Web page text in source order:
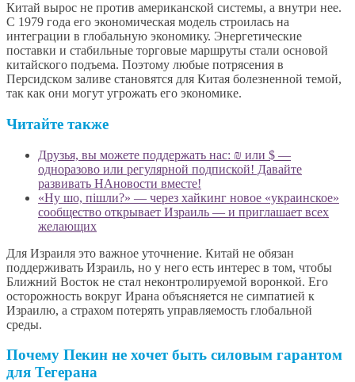
Китай вырос не против американской системы, а внутри нее.
С 1979 года его экономическая модель строилась на
интеграции в глобальную экономику. Энергетические
поставки и стабильные торговые маршруты стали основой
китайского подъема. Поэтому любые потрясения в
Персидском заливе становятся для Китая болезненной темой,
так как они могут угрожать его экономике.
Читайте также
Друзья, вы можете поддержать нас: ₪ или $ —
одноразово или регулярной подпиской! Давайте
развивать НАновости вместе!
«Ну шо, пішли?» — через хайкинг новое «украинское»
сообщество открывает Израиль — и приглашает всех
желающих
Для Израиля это важное уточнение. Китай не обязан
поддерживать Израиль, но у него есть интерес в том, чтобы
Ближний Восток не стал неконтролируемой воронкой. Его
осторожность вокруг Ирана объясняется не симпатией к
Израилю, а страхом потерять управляемость глобальной
среды.
Почему Пекин не хочет быть силовым гарантом
для Тегерана